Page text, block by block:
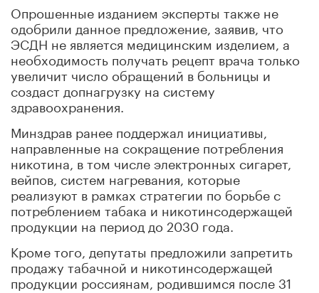
Опрошенные изданием эксперты также не
одобрили данное предложение, заявив, что
ЭСДН не является медицинским изделием, а
необходимость получать рецепт врача только
увеличит число обращений в больницы и
создаст допнагрузку на систему
здравоохранения.
Минздрав ранее поддержал инициативы,
направленные на сокращение потребления
никотина, в том числе электронных сигарет,
вейпов, систем нагревания, которые
реализуют в рамках стратегии по борьбе с
потреблением табака и никотинсодержащей
продукции на период до 2030 года.
Кроме того, депутаты предложили запретить
продажу табачной и никотинсодержащей
продукции россиянам, родившимся после 31